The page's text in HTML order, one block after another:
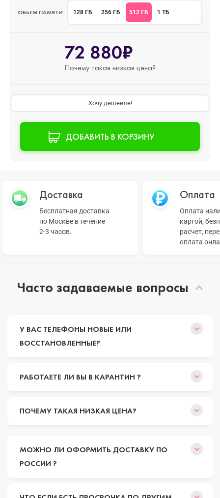
ОБЬЕМ ПАМЯТИ 128 ГБ 256 ГБ 512 ГБ 1 ТБ
72 880₽
Почему такая низкая цена?
Хочу дешевле!
ДОБАВИТЬ В КОРЗИНУ
Доставка
Бесплатная доставка
по Москве в течение
2-3 часов.
Оплата
Оплата
картой,
расчет,
оплата
Часто задаваемые вопросы
У ВАС ТЕЛЕФОНЫ НОВЫЕ ИЛИ
ВОССТАНОВЛЕННЫЕ?
РАБОТАЕТЕ ЛИ ВЫ В КАРАНТИН ?
ПОЧЕМУ ТАКАЯ НИЗКАЯ ЦЕНА?
МОЖНО ЛИ ОФОРМИТЬ ДОСТАВКУ ПО
РОССИИ ?